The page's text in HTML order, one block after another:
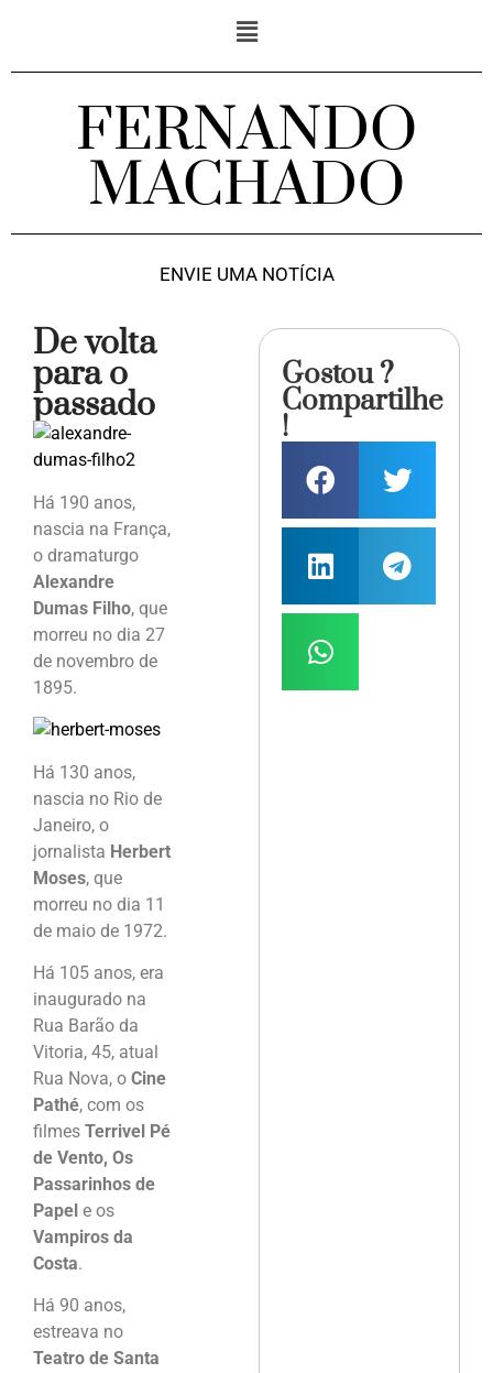
FERNANDO
MACHADO
ENVIE UMA NOTÍCIA
De volta
para o
passado
Há 190 anos,
nascia na França,
o dramaturgo
Alexandre
Dumas Filho, que
morreu no dia 27
de novembro de
1895.
Há 130 anos,
nascia no Rio de
Janeiro, o
jornalista Herbert
Moses, que
morreu no dia 11
de maio de 1972.
Há 105 anos, era
inaugurado na
Rua Barão da
Vitoria, 45, atual
Rua Nova, o Cine
Pathé, com os
filmes Terrivel Pé
de Vento, Os
Passarinhos de
Papel e os
Vampiros da
Costa.
Há 90 anos,
estreava no
Teatro de Santa
Gostou ?
Compartilhe
!